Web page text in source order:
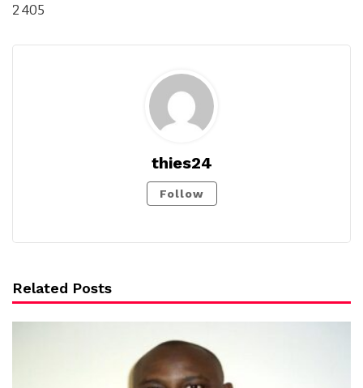
2 405
thies24
Follow
Related Posts